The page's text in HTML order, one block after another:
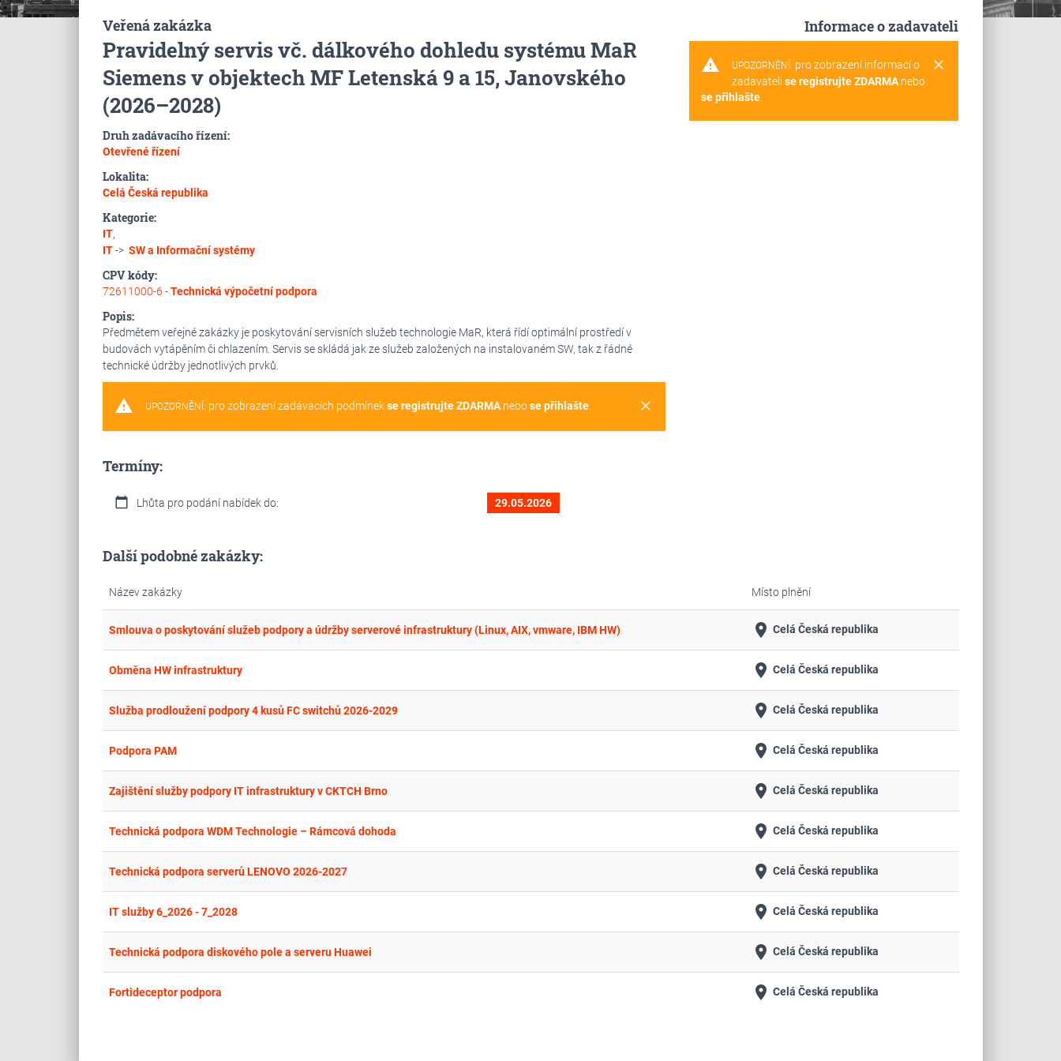
Veřená zakázka
Pravidelný servis vč. dálkového dohledu systému MaR
Siemens v objektech MF Letenská 9 a 15, Janovského
(2026–2028)
Druh zadávacího řízení:
Otevřené řízení
Lokalita:
Celá Česká republika
Kategorie:
IT,
IT-> SW a Informační systémy
CPV kódy:
72611000-6 -Technická výpočetní podpora
Popis:
Předmětem veřejné zakázky je poskytování servisních služeb technologie MaR, která řídí optimální prostředí v
budovách vytápěním či chlazením. Servis se skládá jak ze služeb založených na instalovaném SW, tak z řádné
technické údržby jednotlivých prvků.
warning clear
UPOZORNĚNÍ: pro zobrazení zadávacích podmínekse registrujte ZDARMAnebose přihlašte.
Termíny:
calendar_today Lhůta pro podání nabídek do: 29.05.2026
Informace o zadavateli
warning clear
UPOZORNĚNÍ: pro zobrazení informací o
zadavateli se registrujte ZDARMAnebo
se přihlašte.
Další podobné zakázky:
Název zakázky Místo plnění
Smlouva o poskytování služeb podpory a údržby serverové infrastruktury (Linux, AIX, vmware, IBM HW) place Celá Česká republika
Obměna HW infrastruktury place Celá Česká republika
Služba prodloužení podpory 4 kusů FC switchů 2026-2029 place Celá Česká republika
Podpora PAM place Celá Česká republika
Zajištění služby podpory IT infrastruktury v CKTCH Brno place Celá Česká republika
Technická podpora WDM Technologie – Rámcová dohoda place Celá Česká republika
Technická podpora serverů LENOVO 2026-2027 place Celá Česká republika
IT služby 6_2026 - 7_2028 place Celá Česká republika
Technická podpora diskového pole a serveru Huawei place Celá Česká republika
Fortideceptor podpora place Celá Česká republika